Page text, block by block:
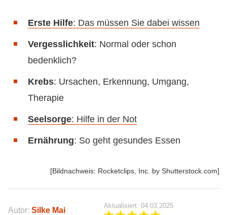
Erste Hilfe: Das müssen Sie dabei wissen
Vergesslichkeit: Normal oder schon
bedenklich?
Krebs: Ursachen, Erkennung, Umgang,
Therapie
Seelsorge: Hilfe in der Not
Ernährung: So geht gesundes Essen
[Bildnachweis: Rocketclips, Inc. by Shutterstock.com]
Autor: Silke Mai
Aktualisiert: 04.03.2025